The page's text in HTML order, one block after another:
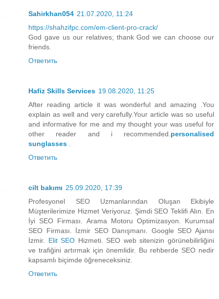
Sahirkhan054 21.07.2020, 11:24
https://shahzifpc.com/em-client-pro-crack/
God gave us our relatives; thank God we can choose our
friends.
Ответить
Hafiz Skills Services 19.08.2020, 11:25
After reading article it was wonderful and amazing .You
explain as well and very carefully.Your article was so useful
and informative for me and my thought your was useful for
other reader and i recommended. personalised
sunglasses
Ответить
cilt bakımı 25.09.2020, 17:39
Profesyonel SEO Uzmanlarından Oluşan Ekibiyle
Müşterilerimize Hizmet Veriyoruz. Şimdi SEO Teklifi Alın. En
İyi SEO Firması. Arama Motoru Optimizasyon. Kurumsal
SEO Firması. İzmir SEO Danışmanı. Google SEO Ajansı
İzmir. Elit SEO Hizmeti. SEO web sitenizin görünebilirliğini
ve trafiğini artırmak için önemlidir. Bu rehberde SEO nedir
kapsamlı biçimde öğreneceksiniz.
Ответить